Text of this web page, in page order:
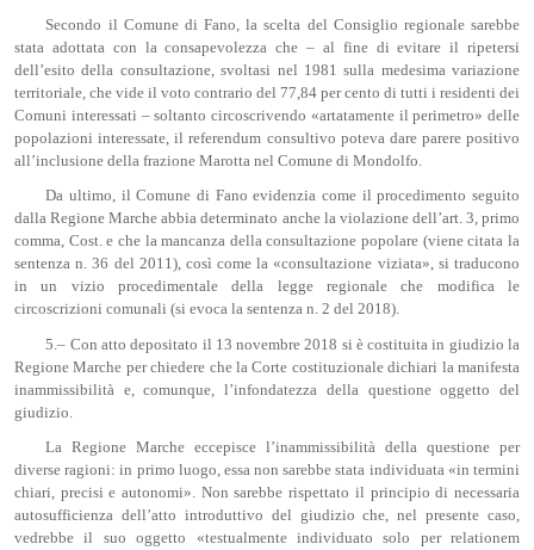
Secondo il Comune di Fano, la scelta del Consiglio regionale sarebbe
stata adottata con la consapevolezza che – al fine di evitare il ripetersi
dell’esito della consultazione, svoltasi nel 1981 sulla medesima variazione
territoriale, che vide il voto contrario del 77,84 per cento di tutti i residenti dei
Comuni interessati – soltanto circoscrivendo «artatamente il perimetro» delle
popolazioni interessate, il referendum consultivo poteva dare parere positivo
all’inclusione della frazione Marotta nel Comune di Mondolfo.
Da ultimo, il Comune di Fano evidenzia come il procedimento seguito
dalla Regione Marche abbia determinato anche la violazione dell’art. 3, primo
comma, Cost. e che la mancanza della consultazione popolare (viene citata la
sentenza n. 36 del 2011), così come la «consultazione viziata», si traducono
in un vizio procedimentale della legge regionale che modifica le
circoscrizioni comunali (si evoca la sentenza n. 2 del 2018).
5.– Con atto depositato il 13 novembre 2018 si è costituita in giudizio la
Regione Marche per chiedere che la Corte costituzionale dichiari la manifesta
inammissibilità e, comunque, l’infondatezza della questione oggetto del
giudizio.
La Regione Marche eccepisce l’inammissibilità della questione per
diverse ragioni: in primo luogo, essa non sarebbe stata individuata «in termini
chiari, precisi e autonomi». Non sarebbe rispettato il principio di necessaria
autosufficienza dell’atto introduttivo del giudizio che, nel presente caso,
vedrebbe il suo oggetto «testualmente individuato solo per relationem